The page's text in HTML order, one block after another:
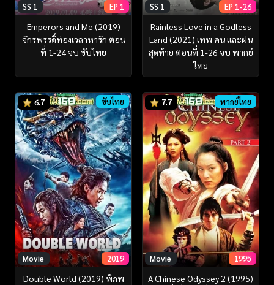
SS 1 EP 1
Emperors and Me (2019)
จักรพรรดิ์ท่องเวลาหารัก ตอน
ที่ 1-24 จบ ซับไทย
SS 1 EP 1-26
Rainless Love in a Godless
Land (2021) เทพ คน และฝน
สุดท้าย ตอนที่ 1-26 จบ พากย์
ไทย
6.7 ซับไทย
Movie 2019
Double World (2019) พิภพ
7.7 พากย์ไทย
Movie 1995
A Chinese Odyssey 2 (1995)